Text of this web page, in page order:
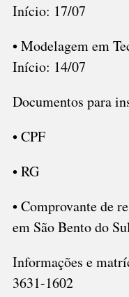
Início: 17/07
• Modelagem em
Início: 14/07
Documentos para
• CPF
• RG
• Comprovante de
em São Bento do
Informações e
3631-1602